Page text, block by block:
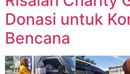
Donasi untuk
Bencana